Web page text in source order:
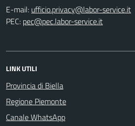
E-mail:
PEC:
LINK UTILI
Provincia di Biella
Regione Piemonte
Canale WhatsApp